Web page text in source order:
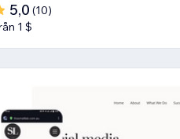
5,0 (10)
1 $